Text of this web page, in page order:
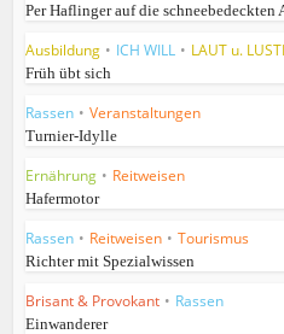
Per Haflinger auf die schneebedeckten
Ausbildung • ICH WILL • LAUT u.
Früh übt sich
Rassen • Veranstaltungen
Turnier-Idylle
Ernährung • Reitweisen
Hafermotor
Rassen • Reitweisen • Tourismus
Richter mit Spezialwissen
Brisant & Provokant • Rassen
Einwanderer